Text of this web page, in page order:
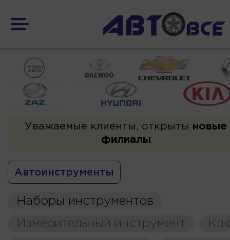
Уважаемые клиенты, открыты новые
филиалы
Автоинструменты
Наборы инструментов
Измерительный инструмент